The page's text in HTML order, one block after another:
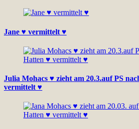
Jane ♥ vermittelt ♥
Julia Mohacs ♥ zieht am 20.3.auf PS
vermittelt ♥